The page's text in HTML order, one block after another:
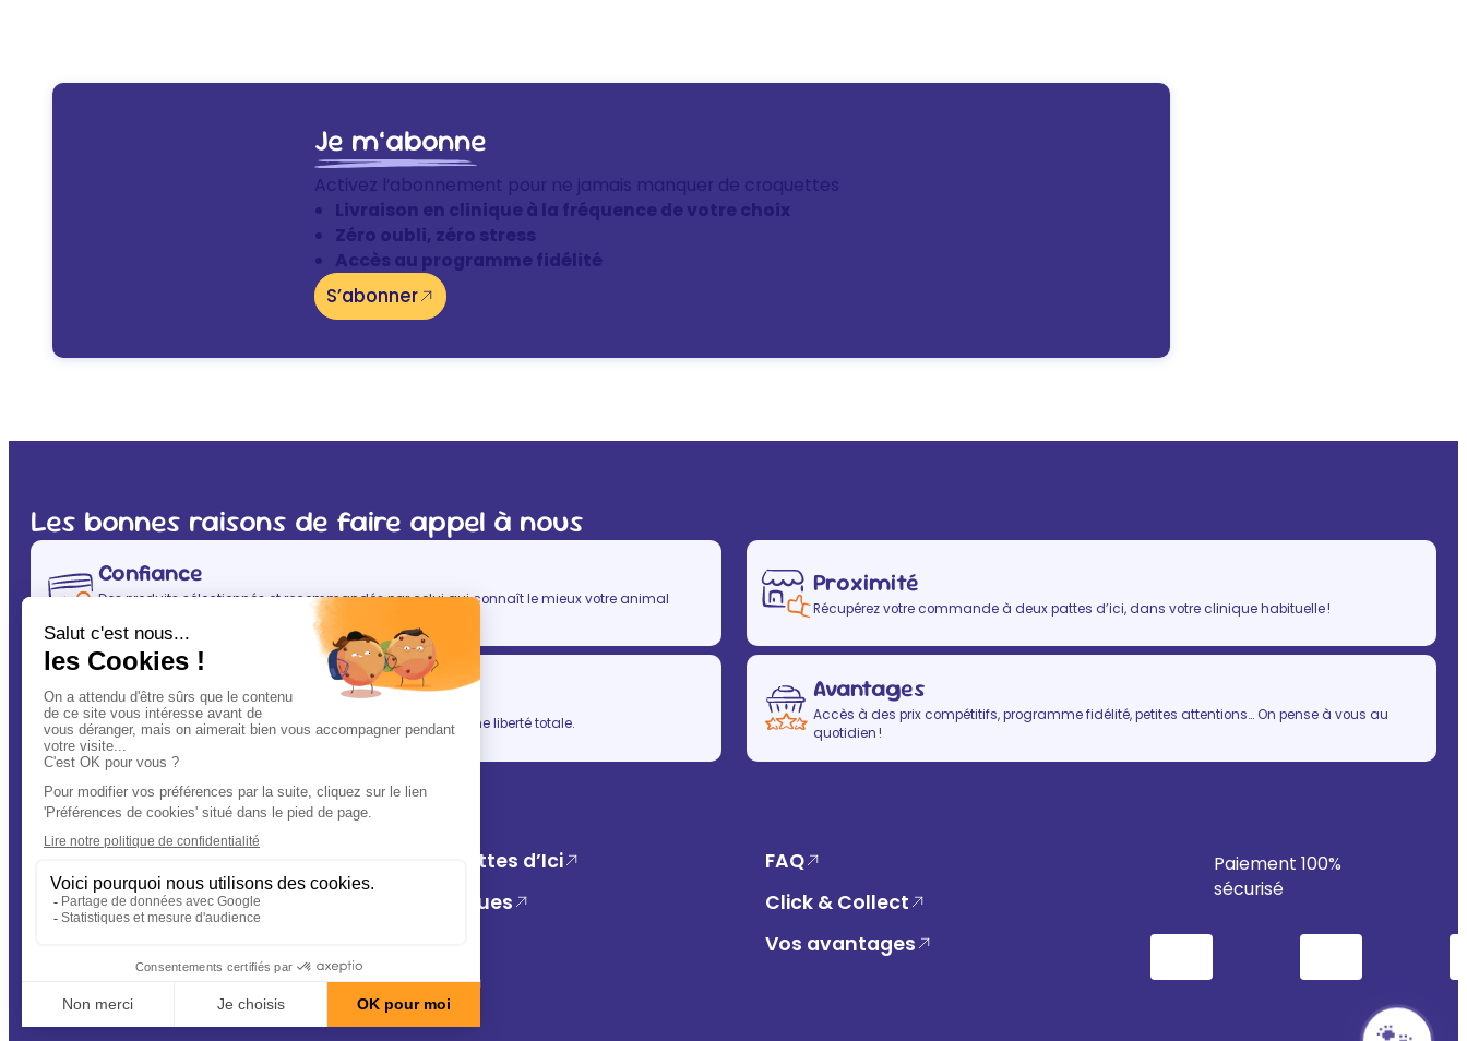
Je m’abonne
Activez l’abonnement pour ne jamais manquer de croquettes
Livraison en clinique à la fréquence de votre choix
Zéro oubli, zéro stress
Accès au programme fidélité
S’abonner
Les bonnes raisons de faire appel à nous
Confiance
Des produits sélectionnés et recommandés par celui qui connaît le mieux votre animal
(après vous évidemment ! ) : votre vétérinaire.
Proximité
Récupérez votre commande à deux pattes d’ici, dans votre clinique habituelle !
Simplicité
En un clic, vous allégez votre quotidien, tout en gardant une liberté totale.
Avantages
Accès à des prix compétitifs, programme fidélité, petites attentions… On pense à vous au
quotidien !
A Deux Pattes d’Ici
FAQ
Nos cliniques
Click & Collect
Vos avantages
Conseils
Paiement 100%
sécurisé